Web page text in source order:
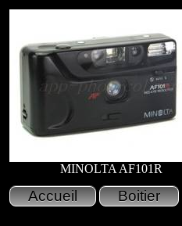
MINOLTA AF101R